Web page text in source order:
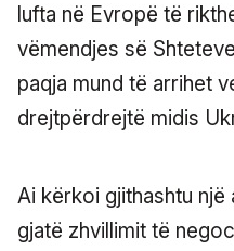
lufta në Evropë të
vëmendjes së
paqja mund të arrihet
drejtpërdrejtë midis
Ai kërkoi gjithashtu
gjatë zhvillimit të